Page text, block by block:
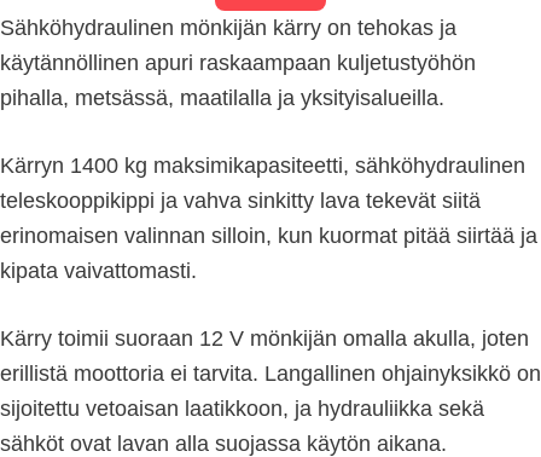
Sähköhydraulinen mönkijän kärry on tehokas ja
käytännöllinen apuri raskaampaan kuljetustyöhön
pihalla, metsässä, maatilalla ja yksityisalueilla.
Kärryn 1400 kg maksimikapasiteetti, sähköhydraulinen
teleskooppikippi ja vahva sinkitty lava tekevät siitä
erinomaisen valinnan silloin, kun kuormat pitää siirtää ja
kipata vaivattomasti.
Kärry toimii suoraan 12 V mönkijän omalla akulla, joten
erillistä moottoria ei tarvita. Langallinen ohjainyksikkö on
sijoitettu vetoaisan laatikkoon, ja hydrauliikka sekä
sähköt ovat lavan alla suojassa käytön aikana.